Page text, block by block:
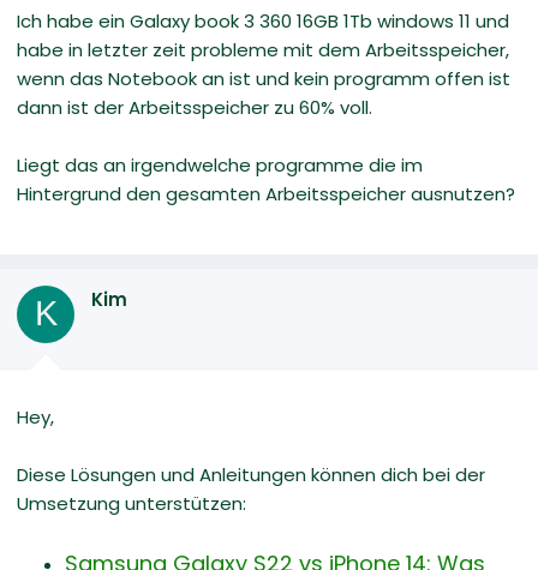
Ich habe ein Galaxy book 3 360 16GB 1Tb windows 11 und
habe in letzter zeit probleme mit dem Arbeitsspeicher,
wenn das Notebook an ist und kein programm offen ist
dann ist der Arbeitsspeicher zu 60% voll.
Liegt das an irgendwelche programme die im
Hintergrund den gesamten Arbeitsspeicher ausnutzen?
K Kim
Hey,
Diese Lösungen und Anleitungen können dich bei der
Umsetzung unterstützen:
Samsung Galaxy S22 vs iPhone 14: Was